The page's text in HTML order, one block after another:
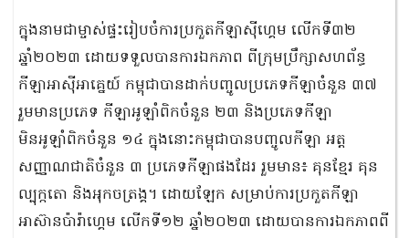
ក្នុងនាមជាម្ចាស់ផ្ទះរៀបចំការប្រកួតកីឡាស៊ីហ្គេម លើកទី៣២
ឆ្នាំ២០២៣ ដោយទទួលបានការឯកភាព ពីក្រុមប្រឹក្សាសហព័ន្ធ
កីឡាអាស៊ីអាគ្នេយ៍ កម្ពុជាបានដាក់បញ្ចូលប្រភេទកីឡាចំនួន ៣៧
រួមមានប្រភេទ កីឡាអូឡាំពិកចំនួន ២៣ និងប្រភេទកីឡា
មិនអូឡាំពិកចំនួន ១៤ ក្នុងនោះកម្ពុជាបានបញ្ចូលកីឡា អត្ត
សញ្ញាណជាតិចំនួន ៣ ប្រភេទកីឡាផងដែរ រួមមាន៖ គុនខ្មែរ គុន
ល្បុក្កតោ និងអុកចត្រង្គ។ ដោយឡែក សម្រាប់ការប្រកួតកីឡា
អាស៊ានប៉ារ៉ាហ្គេម លើកទី១២ ឆ្នាំ២០២៣ ដោយបានការឯកភាពពី